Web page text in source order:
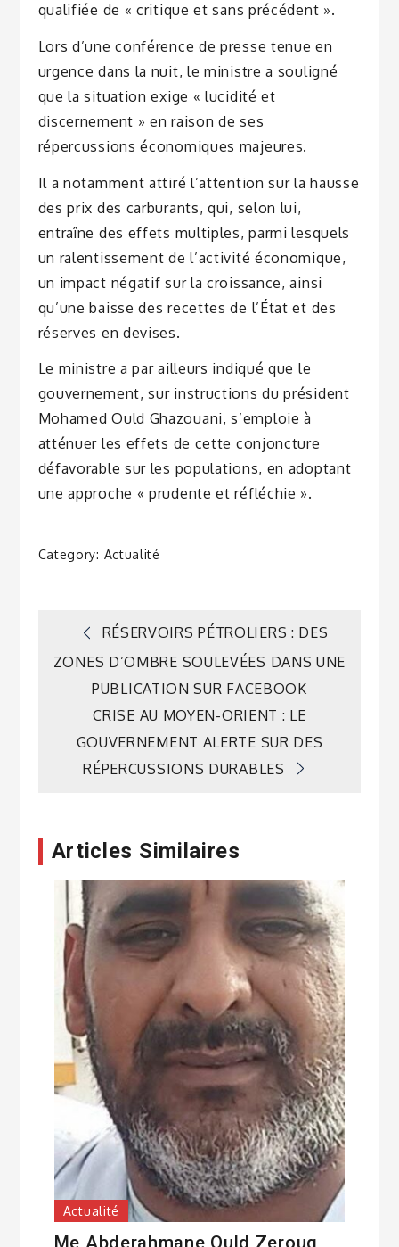
qualifiée de « critique et sans précédent ».
Lors d’une conférence de presse tenue en
urgence dans la nuit, le ministre a souligné
que la situation exige « lucidité et
discernement » en raison de ses
répercussions économiques majeures.
Il a notamment attiré l’attention sur la hausse
des prix des carburants, qui, selon lui,
entraîne des effets multiples, parmi lesquels
un ralentissement de l’activité économique,
un impact négatif sur la croissance, ainsi
qu’une baisse des recettes de l’État et des
réserves en devises.
Le ministre a par ailleurs indiqué que le
gouvernement, sur instructions du président
Mohamed Ould Ghazouani, s’emploie à
atténuer les effets de cette conjoncture
défavorable sur les populations, en adoptant
une approche « prudente et réfléchie ».
Category: Actualité
Navigation
l’article
RÉSERVOIRS PÉTROLIERS : DES
ZONES D’OMBRE SOULEVÉES DANS UNE
PUBLICATION SUR FACEBOOK
CRISE AU MOYEN-ORIENT : LE
GOUVERNEMENT ALERTE SUR DES
RÉPERCUSSIONS DURABLES
Articles Similaires
Actualité
Me Abderahmane Ould Zeroug